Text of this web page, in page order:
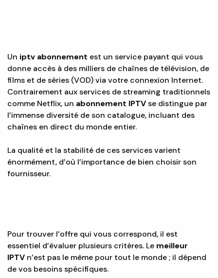
Un iptv abonnement est un service payant qui vous
donne accès à des milliers de chaînes de télévision, de
films et de séries (VOD) via votre connexion Internet.
Contrairement aux services de streaming traditionnels
comme Netflix, un abonnement IPTVse distingue par
l’immense diversité de son catalogue, incluant des
chaînes en direct du monde entier.
La qualité et la stabilité de ces services varient
énormément, d’où l’importance de bien choisir son
fournisseur.
Pour trouver l’offre qui vous correspond, il est
essentiel d’évaluer plusieurs critères. Le meilleur
IPTV n’est pas le même pour tout le monde ; il dépend
de vos besoins spécifiques.